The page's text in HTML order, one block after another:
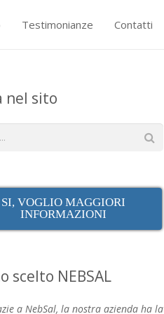
Testimonianze Contatti
nel sito
SI, VOGLIO MAGGIORI
INFORMAZIONI
scelto NEBSAL
a NebSal, la nostra azienda ha la